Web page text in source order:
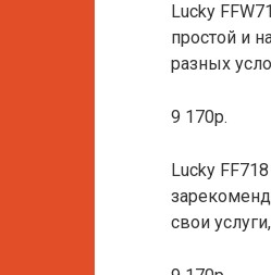
Lucky
простой и
разных
9 170р.
Lucky
свои